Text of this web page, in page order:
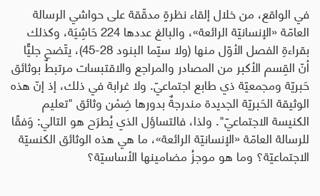
في الواقع، من خلال إلقاء نظرةٍ مدقّقة على حواشي الرسالة
العامّة «الإنسانيّة الرائعة»، والبالغ عددها224 حَاشِيَة ، وكذلك
بقراءةِالفصل الأوّل منها (ولا سيّما البنود 28-45)، يتّضح جليًّا
أنّ القِسم الأكبر من المصادر والمراجع والاقتبسات مرتبطٌ بوثائق
حَبريّة ومجمعيّة ذي طابع اجتماعيّ. ولا غرابة في ذلك، إذ إنّ هذه
الوثيقة الحَبريّة الجديدة مندرجةٌ بدورها ضِمْن وثائق "تعليم
الكنيسة الاجتماعيّ". ولذا، فالتساؤل الذي يُطرَح هو التالي: وَفقًا
للرسالة العامّة «الإنسانيّة الرائعة»، ما هي هذه الوثائق الكنسيّة
الاجتماعيّة؟ وما هو موجزُ مضامينها الأساسيّة؟